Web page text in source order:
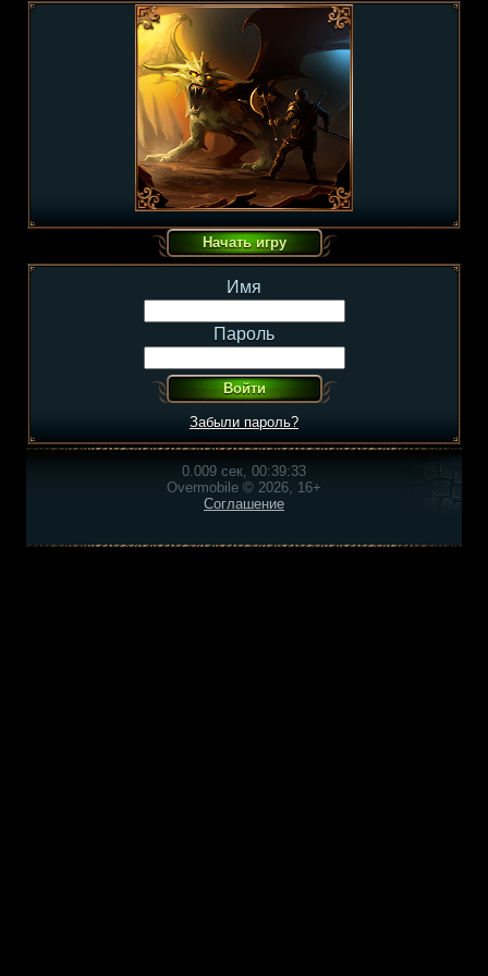
Имя
Пароль
Забыли пароль?
0.009 сек, 00:39:33
Overmobile © 2026, 16+
Соглашение